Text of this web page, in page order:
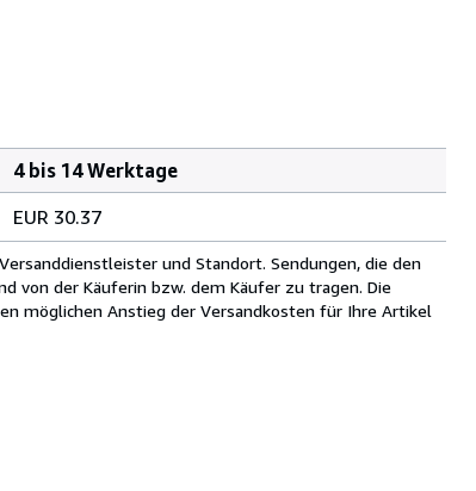
4 bis 14 Werktage
EUR 30.37
und Standort. Sendungen, die den
von der Käuferin bzw. dem Käufer zu tragen. Die
möglichen Anstieg der Versandkosten für Ihre Artikel